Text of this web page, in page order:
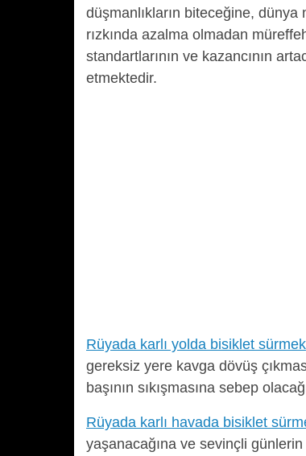
düşmanlıkların biteceğine,
rızkında azalma olmadan
standartlarının ve kazancının
etmektedir.
Rüyada karlı yolda bisiklet sürmek
gereksiz yere kavga dövüş
başının sıkışmasına sebep
Rüyada karlı havada bisiklet
yaşanacağına ve sevinçli